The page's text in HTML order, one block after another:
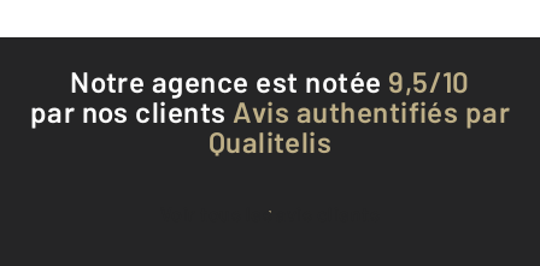
Notre agence est notée 9,5/10
par nos clients Avis authentifiés par
Qualitelis
Voir tous les avis clients